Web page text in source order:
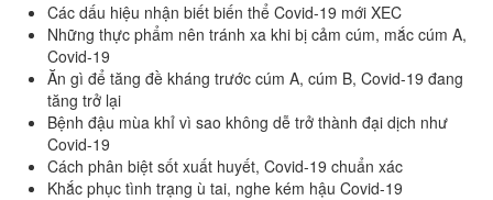
Các dấu hiệu nhận biết biến thể Covid-19 mới XEC
Những thực phẩm nên tránh xa khi bị cảm cúm, mắc cúm A,
Covid-19
Ăn gì để tăng đề kháng trước cúm A, cúm B, Covid-19 đang
tăng trở lại
Bệnh đậu mùa khỉ vì sao không dễ trở thành đại dịch như
Covid-19
Cách phân biệt sốt xuất huyết, Covid-19 chuẩn xác
Khắc phục tình trạng ù tai, nghe kém hậu Covid-19